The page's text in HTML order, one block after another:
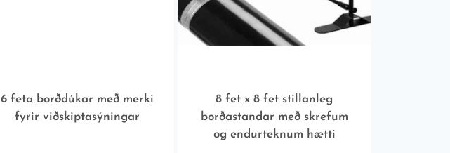
6 feta borðdúkar með merki
fyrir viðskiptasýningar
8 fet x 8 fet stillanleg
borðastandar með skrefum
og endurteknum hætti